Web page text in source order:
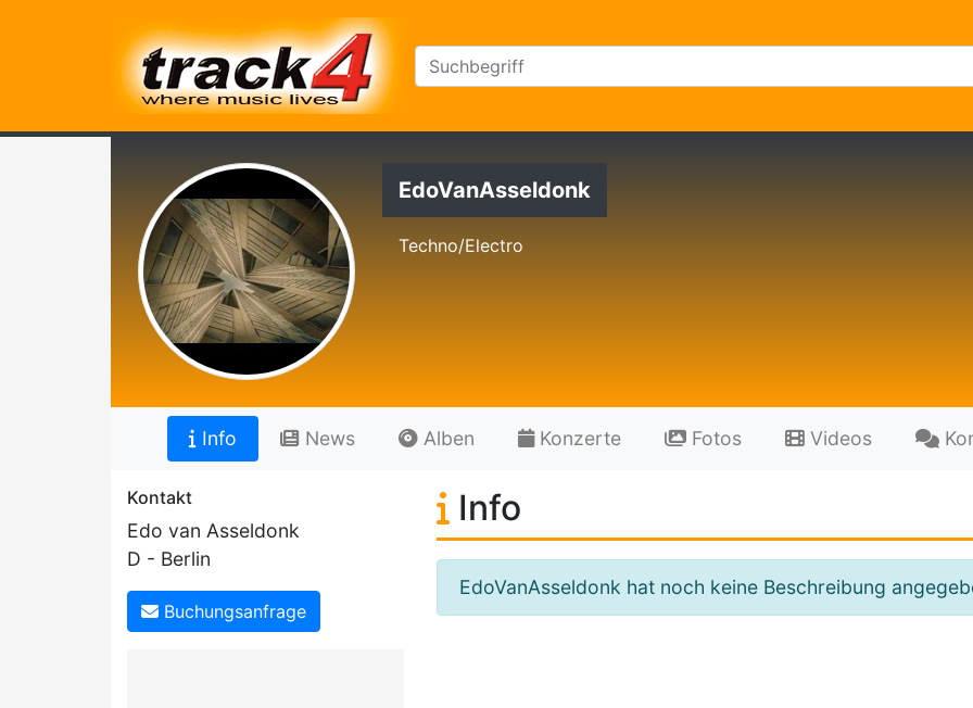
EdoVanAsseldonk
Techno/Electro
Info News Alben Konzerte Fotos Videos
Kontakt
Edo van Asseldonk
D - Berlin
Buchungsanfrage
Info
EdoVanAsseldonk hat noch keine Beschreibung